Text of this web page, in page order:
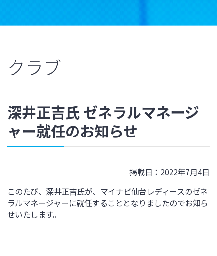
クラブ
深井正吉氏 ゼネラルマネージ
ャー就任のお知らせ
掲載日：2022年7月4日
このたび、深井正吉氏が、マイナビ仙台レディースのゼネ
ラルマネージャーに就任することとなりましたのでお知ら
せいたします。